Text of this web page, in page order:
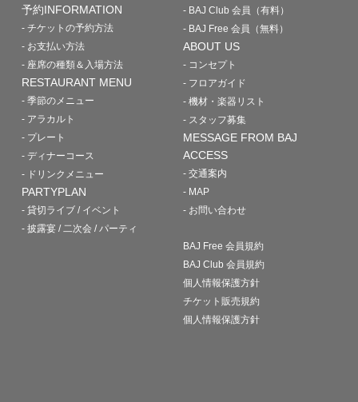
予約INFORMATION
- チケットの予約方法
- お支払い方法
- 座席の種類＆入場方法
RESTAURANT MENU
- 季節のメニュー
- アラカルト
- プレート
- ディナーコース
- ドリンクメニュー
PARTYPLAN
- 貸切ライブ / イベント
- 披露宴 / 二次会 / パーティ
- BAJ Club 会員（有料）
- BAJ Free 会員（無料）
ABOUT US
- コンセプト
- フロアガイド
- 機材・楽器リスト
- スタッフ募集
MESSAGE FROM BAJ
ACCESS
- 交通案内
- MAP
- お問い合わせ
BAJ Free 会員規約
BAJ Club 会員規約
個人情報保護方針
チケット販売規約
個人情報保護方針